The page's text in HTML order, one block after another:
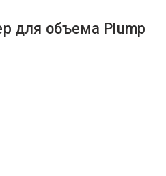
для объема Plump